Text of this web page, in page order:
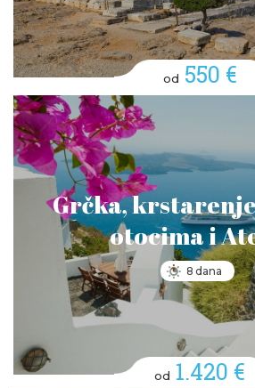
od 550 €
Grčka,
otocima i
8 dana
od 1.420 €